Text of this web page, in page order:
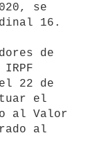
se
16.
22 de
el
al Valor
al